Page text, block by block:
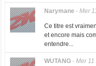
Narymane - Mer
Ce titre est
et encore mais
entendre...
WUTANG- Mer